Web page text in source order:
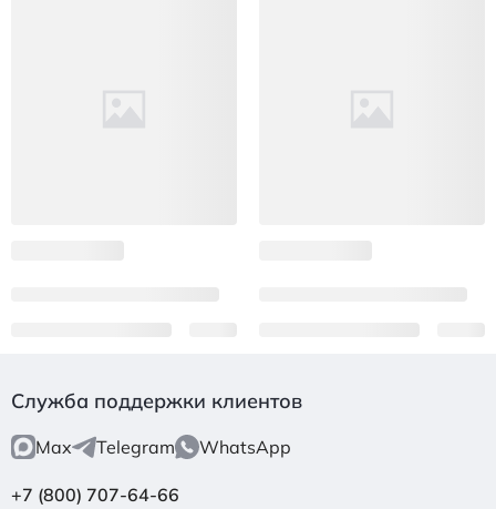
Служба поддержки клиентов
Max Telegram WhatsApp
+7 (800) 707-64-66